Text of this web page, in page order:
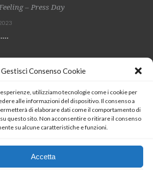
Gestisci Consenso Cookie
utilizziamo tecnologie come i cookie per
alle informazioni del dispositivo. Il consenso a
di elaborare dati come il comportamento di
questo sito. Non acconsentire o ritirare il consenso
su alcune caratteristiche e funzioni.
Accetta
– Press Day